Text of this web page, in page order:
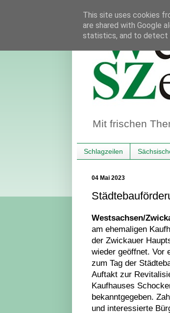
Mit frischen
Schlagzeilen
04 Mai 2023
Westsachsen/
am ehemaligen
der Zwickauer
wieder geöffnet. Vor
zum Tag der
Auftakt zur
Kaufhauses
bekanntgegeben.
und interessierte
This site uses cookies
are shared with Google
statistics, and to detect